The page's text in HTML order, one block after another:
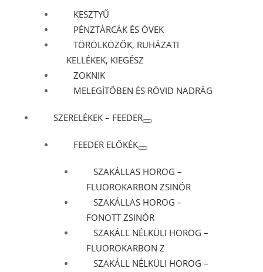
KESZTYŰ
PÉNZTÁRCÁK ÉS ÖVEK
TÖRÖLKÖZŐK, RUHÁZATI
KELLÉKEK, KIEGÉSZ
ZOKNIK
MELEGÍTŐBEN ÉS RÖVID NADRÁG
SZERELÉKEK – FEEDER
FEEDER ELŐKÉK
SZAKÁLLAS HOROG –
FLUOROKARBON ZSINÓR
SZAKÁLLAS HOROG –
FONOTT ZSINÓR
SZAKÁLL NÉLKÜLI HOROG –
FLUOROKARBON Z
SZAKÁLL NÉLKÜLI HOROG –